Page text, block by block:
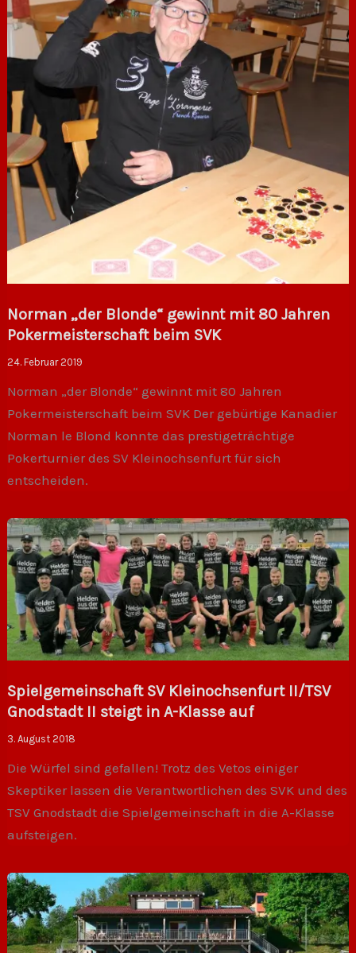
Norman „der Blonde“ gewinnt mit 80 Jahren
Pokermeisterschaft beim SVK
24. Februar 2019
Norman „der Blonde“ gewinnt mit 80 Jahren
Pokermeisterschaft beim SVK Der gebürtige Kanadier
Norman le Blond konnte das prestigeträchtige
Pokerturnier des SV Kleinochsenfurt für sich
entscheiden.
Spielgemeinschaft SV Kleinochsenfurt II/TSV
Gnodstadt II steigt in A-Klasse auf
3. August 2018
Die Würfel sind gefallen! Trotz des Vetos einiger
Skeptiker lassen die Verantwortlichen des SVK und des
TSV Gnodstadt die Spielgemeinschaft in die A-Klasse
aufsteigen.